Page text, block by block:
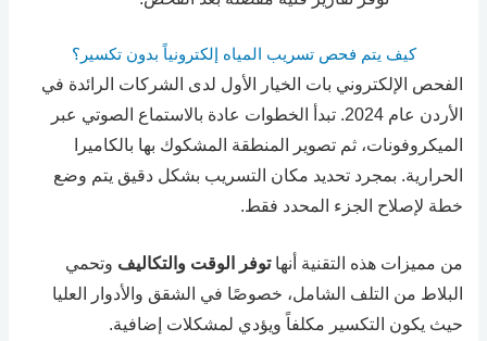
كيف يتم فحص تسريب المياه إلكترونياً بدون تكسير؟
الفحص الإلكتروني بات الخيار الأول لدى الشركات الرائدة في
الأردن عام 2024. تبدأ الخطوات عادة بالاستماع الصوتي عبر
الميكروفونات، ثم تصوير المنطقة المشكوك بها بالكاميرا
الحرارية. بمجرد تحديد مكان التسريب بشكل دقيق يتم وضع
خطة لإصلاح الجزء المحدد فقط.
من مميزات هذه التقنية أنهاتوفر الوقت والتكاليف وتحمي
البلاط من التلف الشامل، خصوصًا في الشقق والأدوار العليا
حيث يكون التكسير مكلفاً ويؤدي لمشكلات إضافية.